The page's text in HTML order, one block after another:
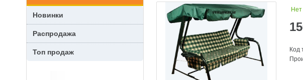
Нет
Код
Новинки
Распродажа
Топ продаж